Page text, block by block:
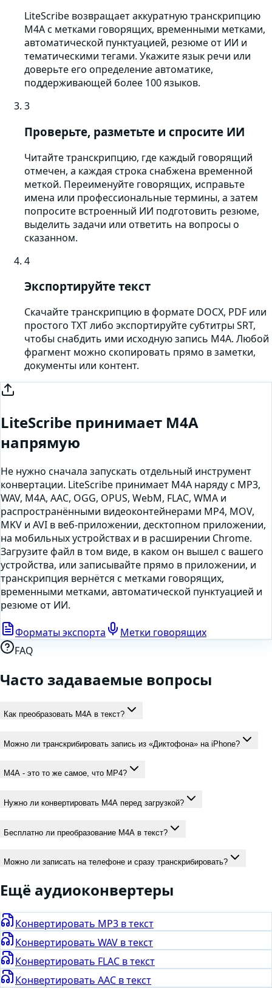
LiteScribe возвращает аккуратную транскрипцию
M4A с метками говорящих, временными метками,
автоматической пунктуацией, резюме от ИИ и
тематическими тегами. Укажите язык речи или
доверьте его определение автоматике,
поддерживающей более 100 языков.
3
Проверьте, разметьте и спросите ИИ
Читайте транскрипцию, где каждый говорящий
отмечен, а каждая строка снабжена временной
меткой. Переименуйте говорящих, исправьте
имена или профессиональные термины, а затем
попросите встроенный ИИ подготовить резюме,
выделить задачи или ответить на вопросы о
сказанном.
4
Экспортируйте текст
Скачайте транскрипцию в формате DOCX, PDF или
простого TXT либо экспортируйте субтитры SRT,
чтобы снабдить ими исходную запись M4A. Любой
фрагмент можно скопировать прямо в заметки,
документы или контент.
LiteScribe принимает M4A
напрямую
Не нужно сначала запускать отдельный инструмент
конвертации. LiteScribe принимает M4A наряду с MP3,
WAV, M4A, AAC, OGG, OPUS, WebM, FLAC, WMA и
распространёнными видеоконтейнерами MP4, MOV,
MKV и AVI в веб-приложении, десктопном приложении,
на мобильных устройствах и в расширении Chrome.
Загрузите файл в том виде, в каком он вышел с вашего
устройства, или записывайте прямо в приложении, и
транскрипция вернётся с метками говорящих,
временными метками, автоматической пунктуацией и
резюме от ИИ.
Форматы экспорта
Метки говорящих
FAQ
Часто задаваемые вопросы
Как преобразовать M4A в текст?
Можно ли транскрибировать запись из «Диктофона» на iPhone?
M4A - это то же самое, что MP4?
Нужно ли конвертировать M4A перед загрузкой?
Бесплатно ли преобразование M4A в текст?
Можно ли записать на телефоне и сразу транскрибировать?
Ещё аудиоконвертеры
Конвертировать MP3 в текст
Конвертировать WAV в текст
Конвертировать FLAC в текст
Конвертировать AAC в текст